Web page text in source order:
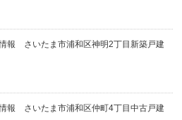
報 さいたま市浦和区神明2丁目新築戸建
報 さいたま市浦和区仲町4丁目中古戸建